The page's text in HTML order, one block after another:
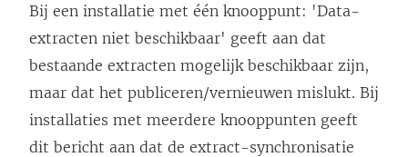
Bij een installatie met één knooppunt: 'Data-
extracten niet beschikbaar' geeft aan dat
bestaande extracten mogelijk beschikbaar zijn,
maar dat het publiceren/vernieuwen mislukt. Bij
installaties met meerdere knooppunten geeft
dit bericht aan dat de extract-synchronisatie